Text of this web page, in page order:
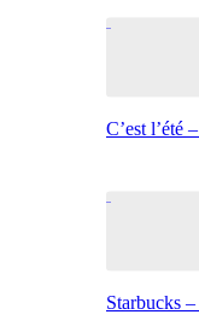
C’est l’été
Starbucks